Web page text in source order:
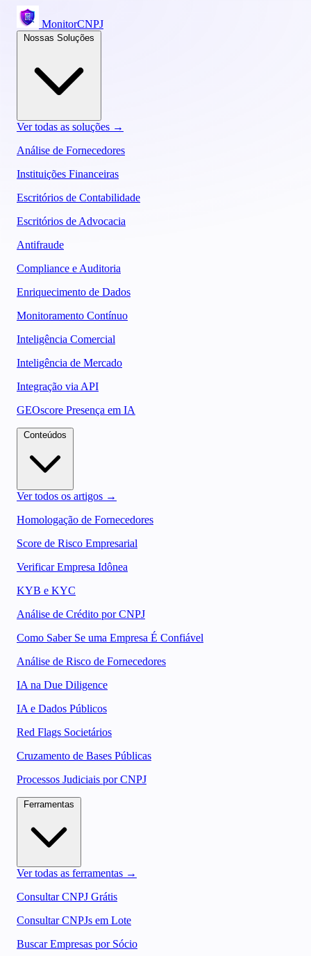
MonitorCNPJ
Ver todas as soluções →
Análise de Fornecedores
Instituições Financeiras
Escritórios de Contabilidade
Escritórios de Advocacia
Antifraude
Compliance e Auditoria
Enriquecimento de Dados
Monitoramento Contínuo
Inteligência Comercial
Inteligência de Mercado
Integração via API
GEOscore Presença em IA
Ver todos os artigos →
Homologação de Fornecedores
Score de Risco Empresarial
Verificar Empresa Idônea
KYB e KYC
Análise de Crédito por CNPJ
Como Saber Se uma Empresa É Confiável
Análise de Risco de Fornecedores
IA na Due Diligence
IA e Dados Públicos
Red Flags Societários
Cruzamento de Bases Públicas
Processos Judiciais por CNPJ
Ver todas as ferramentas →
Consultar CNPJ Grátis
Consultar CNPJs em Lote
Buscar Empresas por Sócio